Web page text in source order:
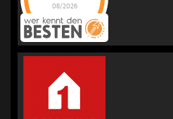
08/2026
KORREKT
IMMOBILIEN |
für Bewertung &
5Sternen |
236
KORREKT
IMMOBILIEN |
für Bewertung &